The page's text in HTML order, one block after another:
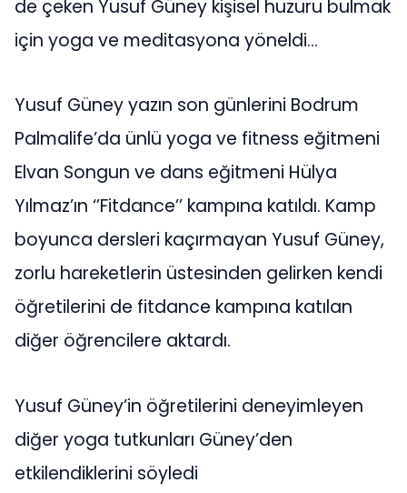
de çeken Yusuf Güney kişisel huzuru bulmak
için yoga ve meditasyona yöneldi…
Yusuf Güney yazın son günlerini Bodrum
Palmalife’da ünlü yoga ve fitness eğitmeni
Elvan Songun ve dans eğitmeni Hülya
Yılmaz’ın ‘’Fitdance’’ kampına katıldı. Kamp
boyunca dersleri kaçırmayan Yusuf Güney,
zorlu hareketlerin üstesinden gelirken kendi
öğretilerini de fitdance kampına katılan
diğer öğrencilere aktardı.
Yusuf Güney’in öğretilerini deneyimleyen
diğer yoga tutkunları Güney’den
etkilendiklerini söyledi